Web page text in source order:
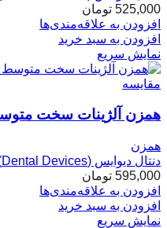
525,000 تومان
افزودن به علاقه‌مندی‌ها
افزودن به سبد خرید
نمایش سریع
مقایسه
همزن آلژینات سخت
همزن
دنتال دیوایس (Dental Devices)
595,000 تومان
افزودن به علاقه‌مندی‌ها
افزودن به سبد خرید
نمایش سریع